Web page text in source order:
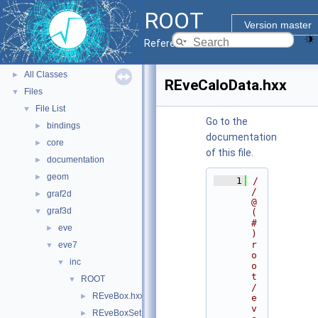
ROOT
Version master
Reference Guide
Tutorials
Python Interface
► ROOT Components
► Namespaces
► All Classes
▼ Files
▼ File List
► bindings
► core
► documentation
► geom
► graf2d
▼ graf3d
► eve
▼ eve7
▼ inc
▼ ROOT
► REveBox.hxx
► REveBoxSet.hxx
REveCaloData.hxx
Go to the
documentation
of this file.
    1
/
/
@
(
#
)
r
o
o
t
/
e
v